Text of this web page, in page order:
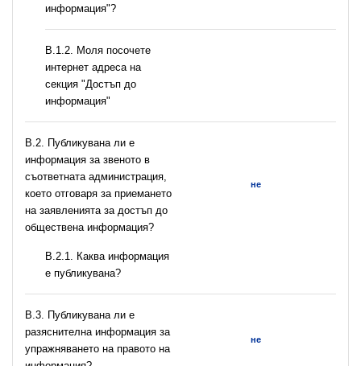
информация"?
B.1.2. Моля посочете
интернет адреса на
секция "Достъп до
информация"
В.2. Публикувана ли е
информация за звеното в
съответната администрация,
което отговаря за приемането
на заявленията за достъп до
обществена информация?
не
B.2.1. Каква информация
е публикувана?
В.3. Публикувана ли е
разяснителна информация за
упражняването на правото на
не